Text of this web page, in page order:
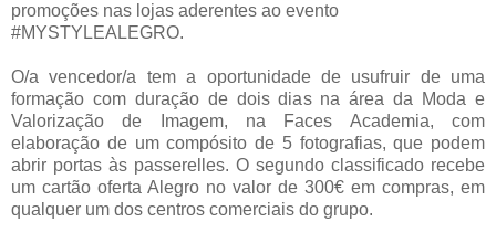
promoções nas lojas aderentes ao evento
#MYSTYLEALEGRO.
O/a vencedor/a tem a oportunidade de usufruir de uma
formação com duração de dois dias na área da Moda e
Valorização de Imagem, na Faces Academia, com
elaboração de um compósito de 5 fotografias, que podem
abrir portas às passerelles. O segundo classificado recebe
um cartão oferta Alegro no valor de 300€ em compras, em
qualquer um dos centros comerciais do grupo.